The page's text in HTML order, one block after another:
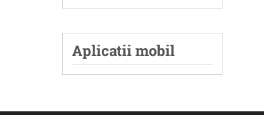
Aplicatii mobil